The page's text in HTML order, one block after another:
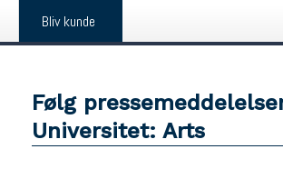
Bliv kunde
Følg
Universitet: Arts